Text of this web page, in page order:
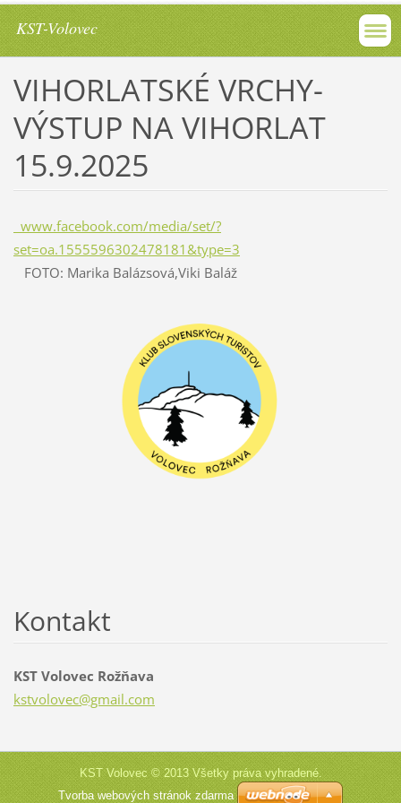
KST-Volovec
VIHORLATSKÉ VRCHY-
VÝSTUP NA VIHORLAT
15.9.2025
www.facebook.com/media/set/?
set=oa.1555596302478181&type=3
FOTO: Marika Balázsová,Viki Baláž
Kontakt
KST Volovec Rožňava
kstvolovec@gmail.com
KST Volovec © 2013 Všetky práva vyhradené.
Tvorba webových stránok zdarma